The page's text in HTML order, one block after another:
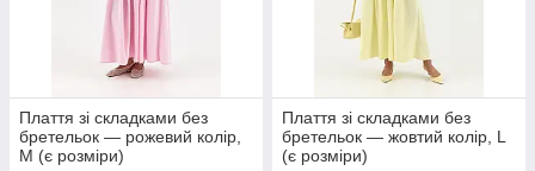
Плаття зі складками без
бретельок — рожевий колір,
M (є розміри)
Плаття зі складками без
бретельок — жовтий колір, L
(є розміри)